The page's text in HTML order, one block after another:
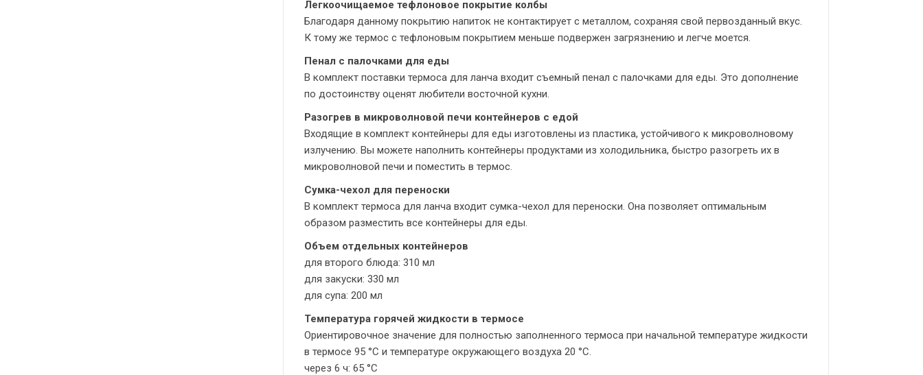
Легкоочищаемое тефлоновое покрытие колбы
Благодаря данному покрытию напиток не контактирует с металлом, сохраняя свой первозданный вкус.
К тому же термос с тефлоновым покрытием меньше подвержен загрязнению и легче моется.
Пенал с палочками для еды
В комплект поставки термоса для ланча входит съемный пенал с палочками для еды. Это дополнение
по достоинству оценят любители восточной кухни.
Разогрев в микроволновой печи контейнеров с едой
Входящие в комплект контейнеры для еды изготовлены из пластика, устойчивого к микроволновому
излучению. Вы можете наполнить контейнеры продуктами из холодильника, быстро разогреть их в
микроволновой печи и поместить в термос.
Сумка-чехол для переноски
В комплект термоса для ланча входит сумка-чехол для переноски. Она позволяет оптимальным
образом разместить все контейнеры для еды.
Объем отдельных контейнеров
для второго блюда: 310 мл
для закуски: 330 мл
для супа: 200 мл
Температура горячей жидкости в термосе
Ориентировочное значение для полностью заполненного термоса при начальной температуре жидкости
в термосе 95 °C и температуре окружающего воздуха 20 °C.
через 6 ч: 65 °C